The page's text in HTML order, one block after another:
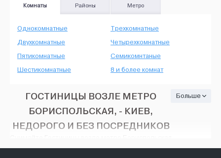
Комнаты Районы Метро
Однокомнатные
Двухкомнатные
Трехкомнатные
Четырехкомнатные
Пятикомнатные
Шестикомнатные
Семикомнтаные
8 и более комнат
ГОСТИНИЦЫ ВОЗЛЕ МЕТРО
БОРИСПОЛЬСКАЯ, - КИЕВ,
НЕДОРОГО И БЕЗ ПОСРЕДНИКОВ
- Киев, на HOUSE24, недорого и без
Больше